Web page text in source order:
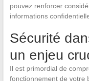
pouvez renforcer
informations
Sécurité
un enjeu
Il est primordial de
fonctionnement de votre